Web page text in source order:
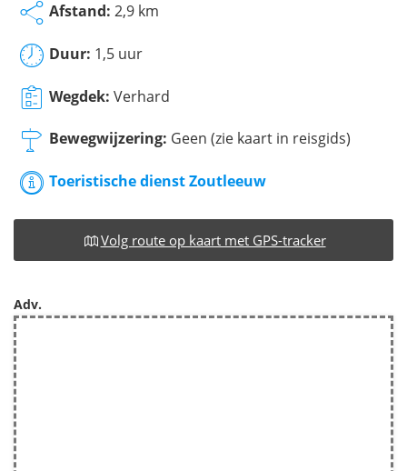
Afstand: 2,9 km
Duur: 1,5 uur
Wegdek: Verhard
Bewegwijzering: Geen (zie kaart in reisgids)
Toeristische dienst Zoutleeuw
Volg route op kaart met GPS-tracker
Adv.